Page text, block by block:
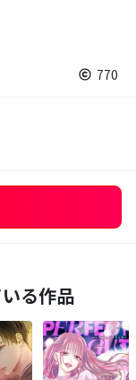
770
る作品